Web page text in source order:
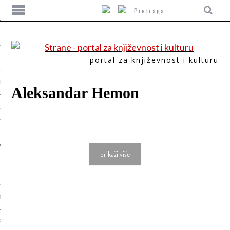
portal za književnost i kulturu
Aleksandar Hemon
prikaži više